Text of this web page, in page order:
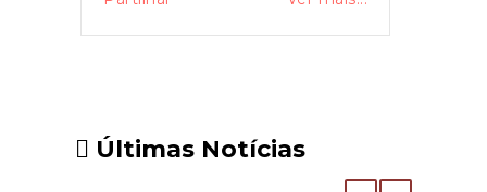
Últimas Notícias